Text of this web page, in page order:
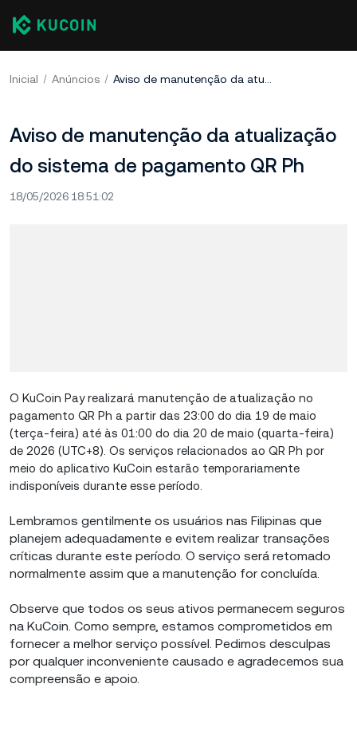
Inicial Anúncios Aviso de manutenção da atualização do sistema de pagamento QR Ph
Aviso de manutenção da atualização
do sistema de pagamento QR Ph
18/05/2026 18:51:02
O KuCoin Pay realizará manutenção de atualização no
pagamento QR Ph a partir das 23:00 do dia 19 de maio
(terça-feira) até às 01:00 do dia 20 de maio (quarta-feira)
de 2026 (UTC+8). Os serviços relacionados ao QR Ph por
meio do aplicativo KuCoin estarão temporariamente
indisponíveis durante esse período.
Lembramos gentilmente os usuários nas Filipinas que
planejem adequadamente e evitem realizar transações
críticas durante este período. O serviço será retomado
normalmente assim que a manutenção for concluída.
Observe que todos os seus ativos permanecem seguros
na KuCoin. Como sempre, estamos comprometidos em
fornecer a melhor serviço possível. Pedimos desculpas
por qualquer inconveniente causado e agradecemos sua
compreensão e apoio.